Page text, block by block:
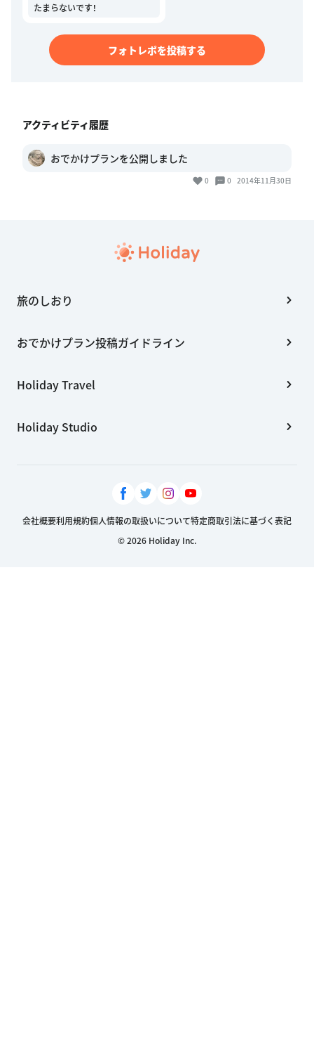
たまらないです！
フォトレポを投稿する
アクティビティ履歴
おでかけプランを公開しました
0 0 2014年11月30日
旅のしおり
おでかけプラン投稿ガイドライン
Holiday Travel
Holiday Studio
会社概要利用規約個人情報の取扱いについて特定商取引法に基づく表記
© 2026 Holiday Inc.